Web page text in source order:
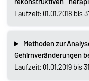
Laufzeit: 01.01.2018 bis
Methoden zur
Gehirnveränderungen
Laufzeit: 01.01.2019 bis